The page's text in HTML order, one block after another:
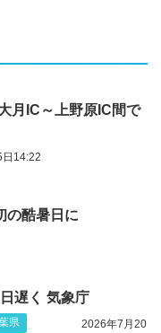
月IC～上野原IC間で
14:22
の酷暑日に
遅く 気象庁
県
2026年7月20